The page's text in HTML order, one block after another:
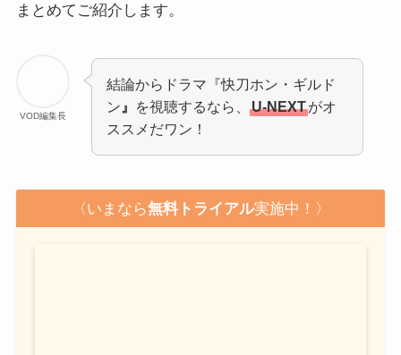
まとめてご紹介します。
VOD編集長
結論からドラマ『快刀ホン・ギルド
ン 』 を視聴するなら、U-NEXTがオ
ススメだワン！
〈いまなら無料トライアル実施中！〉